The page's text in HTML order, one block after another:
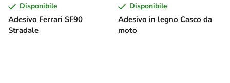
Adesivo Ferrari SF90
Stradale
Disponibile
Adesivo in legno Casco da
moto
Disponibile